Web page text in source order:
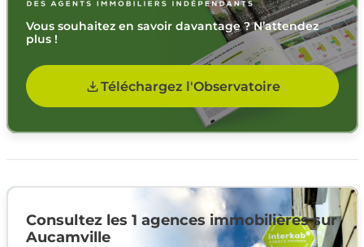
Vous souhaitez en savoir davantage ? N’attendez
plus !
Téléchargez l'Observatoire
Consultez les 1 agences immobilières sur
Aucamville